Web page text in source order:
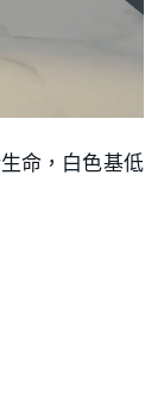
命，白色基低